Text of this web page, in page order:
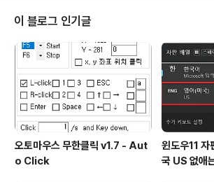
com/mklove1111) 등록 한 당일날, 바로 2번의 수업을
듣기로 했고 (오전반, 오후반) 바로 톱질부터 시작했다. 나
무 판, 톱, 자 등등 다양한 도구들의 진짜 이름을 분명히 배
웠는데, 집에 와서 글을 쓰려니 기억이 나지 않는 마법! 아
무튼, 판의 높이가 18mm였기에, 18m..
이 블로그 인기글
오토마우스 무한클릭 v1.7 - Aut
o Click
윈도우11 자
국 US 없애